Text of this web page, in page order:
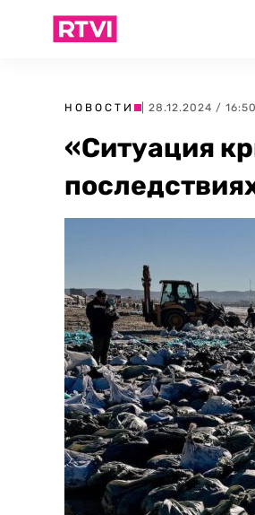
НОВОСТИ | 28.12.2024 / 16:50
«Ситуация